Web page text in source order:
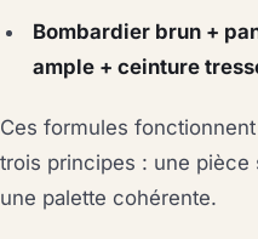
Bombardier brun +
ample + ceinture
Ces formules
trois principes : une
une palette cohérente.